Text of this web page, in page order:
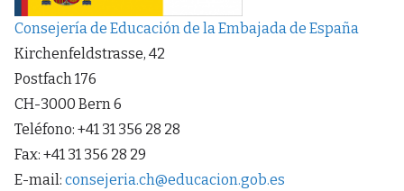
Consejería de Educación de la Embajada de España
Kirchenfeldstrasse, 42
Postfach 176
CH-3000 Bern 6
Teléfono: +41 31 356 28 28
Fax: +41 31 356 28 29
E-mail: consejeria.ch@educacion.gob.es